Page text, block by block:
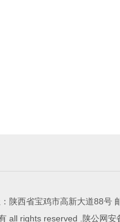
陕西省宝鸡市高新大道88号
all rights reserved .陕公网